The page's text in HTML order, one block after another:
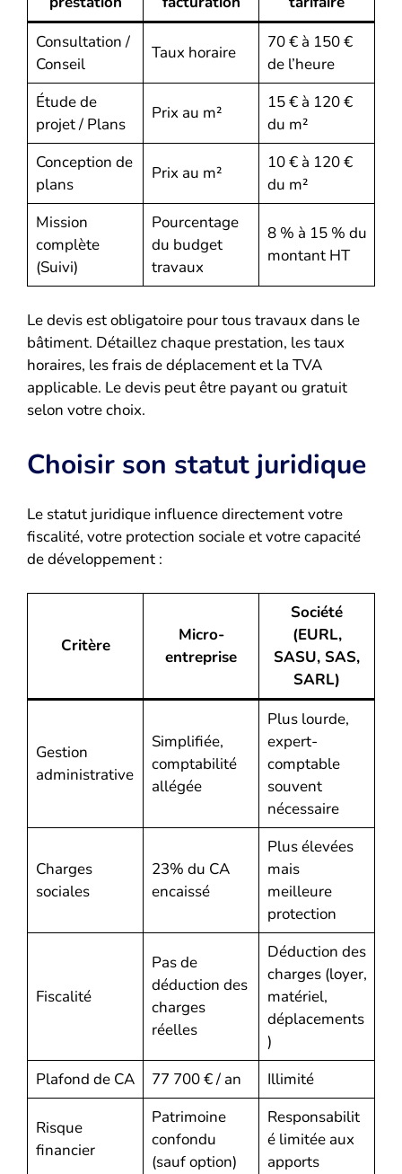
Consultation /
Conseil
Taux horaire
70 € à 150 €
de l’heure
Étude de
projet / Plans
Prix au m²
15 € à 120 €
du m²
Conception de
plans
Prix au m²
10 € à 120 €
du m²
Mission
complète
(Suivi)
Pourcentage
du budget
travaux
8 % à 15 % du
montant HT
Le devis est obligatoire pour tous travaux dans le
bâtiment. Détaillez chaque prestation, les taux
horaires, les frais de déplacement et la TVA
applicable. Le devis peut être payant ou gratuit
selon votre choix.
Choisir son statut juridique
Le statut juridique influence directement votre
fiscalité, votre protection sociale et votre capacité
de développement :
Critère
Micro-
entreprise
Société
(EURL,
SASU, SAS,
SARL)
Gestion
administrative
Simplifiée,
comptabilité
allégée
Plus lourde,
expert-
comptable
souvent
nécessaire
Charges
sociales
23% du CA
encaissé
Plus élevées
mais
meilleure
protection
Fiscalité
Pas de
déduction des
charges
réelles
Déduction des
charges (loyer,
matériel,
déplacements
)
Plafond de CA
77 700 € / an Illimité
Risque
financier
Patrimoine
confondu
(sauf option)
Responsabilit
é limitée aux
apports